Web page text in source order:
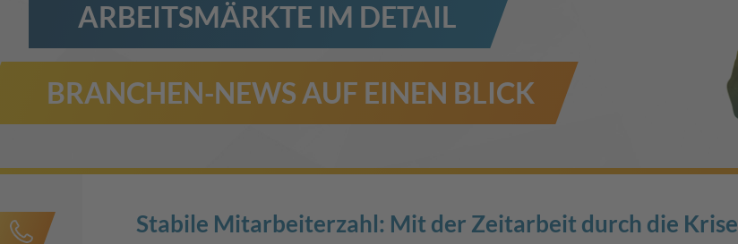
ARBEITSMÄRKTE IM DETAIL
BRANCHEN-NEWS AUF EINEN BLICK
Stabile Mitarbeiterzahl: Mit der Zeitarbeit durch die Krise